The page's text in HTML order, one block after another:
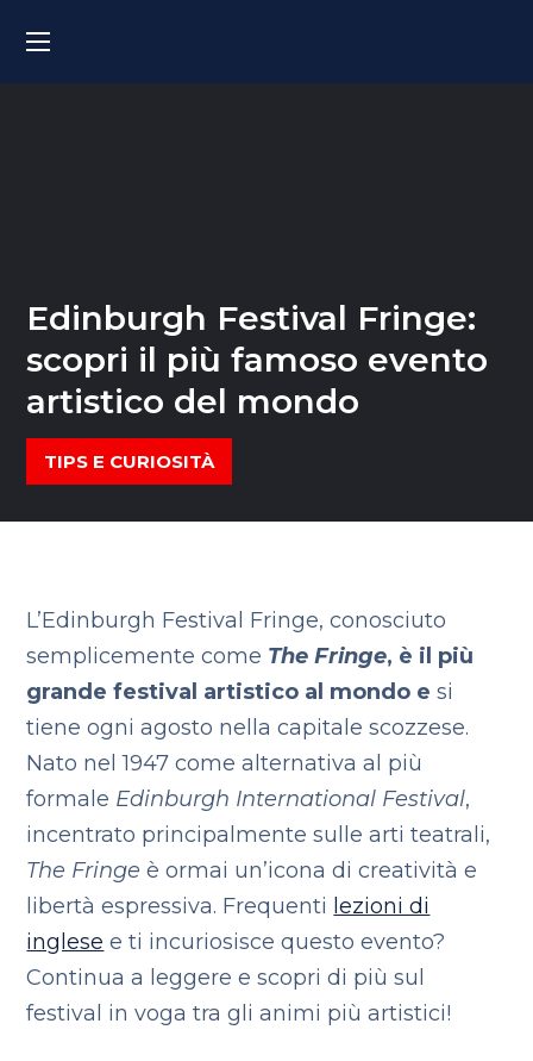
Edinburgh Festival Fringe:
scopri il più famoso evento
artistico del mondo
TIPS E CURIOSITÀ
L’Edinburgh Festival Fringe, conosciuto
semplicemente come The Fringe, è il più
grande festival artistico al mondo e si
tiene ogni agosto nella capitale scozzese.
Nato nel 1947 come alternativa al più
formale Edinburgh International Festival,
incentrato principalmente sulle arti teatrali,
The Fringe è ormai un’icona di creatività e
libertà espressiva. Frequenti lezioni di
inglese e ti incuriosisce questo evento?
Continua a leggere e scopri di più sul
festival in voga tra gli animi più artistici!